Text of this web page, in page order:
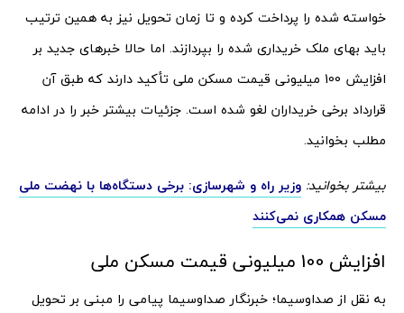
خواسته شده را پرداخت کرده و تا زمان تحویل نیز به همین ترتیب
باید بهای ملک خریداری شده را بپردازند. اما حالا خبرهای جدید بر
افزایش 100 میلیونی قیمت مسکن ملی تأکید دارند که طبق آن
قرارداد برخی خریداران لغو شده است. جزئیات بیشتر خبر را در ادامه
مطلب بخوانید.
بیشتر بخوانید: وزیر راه و شهرسازی: برخی دستگاه‌ها با نهضت ملی
مسکن همکاری نمی‌کنند
افزایش 100 میلیونی قیمت مسکن ملی
به نقل از صداوسیما؛ خبرنگار صداوسیما پیامی را مبنی بر تحویل